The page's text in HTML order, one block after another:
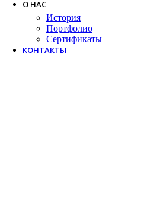
О НАС
История
Портфолио
Сертификаты
КОНТАКТЫ